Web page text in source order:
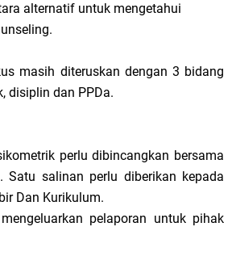
alternatif untuk mengetahui
masih diteruskan dengan 3 bidang
disiplin dan PPDa.
perlu dibincangkan bersama
Satu salinan perlu diberikan kepada
Dan Kurikulum.
pelaporan untuk pihak